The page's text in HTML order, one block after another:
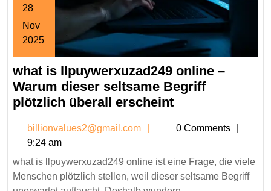
28
Nov
2025
November
28,
2025
what is llpuywerxuzad249 online –
Warum dieser seltsame Begriff
plötzlich überall erscheintwhat
–
Warum
billionvalues2@gmail.com
0 Comments
9:24 am
what is llpuywerxuzad249 online ist eine Frage, die viele
Menschen plötzlich stellen, weil dieser seltsame Begriff